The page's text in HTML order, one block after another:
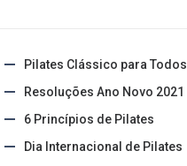
Pilates Clássico para Todos
Resoluções Ano Novo 2021
6 Princípios de Pilates
Dia Internacional de Pilates